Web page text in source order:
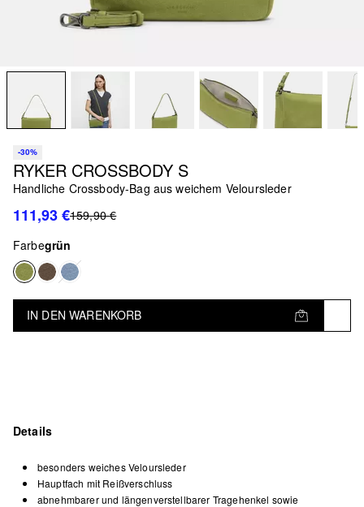
-30%
RYKER CROSSBODY S
Handliche Crossbody-Bag aus weichem Veloursleder
111,93 €159,90 €
Farbegrün
IN DEN WARENKORB
Details
besonders weiches Veloursleder
Hauptfach mit Reißverschluss
abnehmbarer und längenverstellbarer Tragehenkel sowie